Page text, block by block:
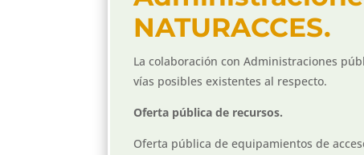
NATURACCES.
La colaboración con Administraciones
vías posibles existentes al respecto.
Oferta pública de recursos.
Oferta pública de equipamientos de